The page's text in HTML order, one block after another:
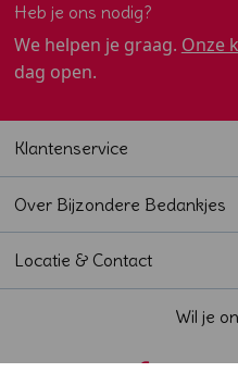
Heb je ons nodig?
We helpen je graag. Onze
dag open.
Klantenservice
Over Bijzondere Bedankjes
Locatie & Contact
Wil je